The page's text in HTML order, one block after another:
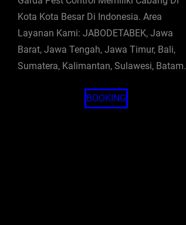
Kota Kota Besar Di Indonesia. Area
Layanan Kami: JABODETABEK, Jawa
Barat, Jawa Tengah, Jawa Timur, Bali,
Sumatera, Kalimantan, Sulawesi, Batam.
BOOKING